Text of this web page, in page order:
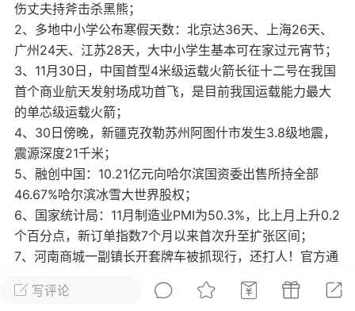
师 小熊水光
爆汗熊
脂
卡卡动能素
皇斯普拉雅
术
DRYY面膜 微晶溶斑术
爆款平台 Lv.8
26 23:18
电脑端 美业资讯
闪充小白罐
本/双效闪充，养出紧致小白脸！一、项
充小白罐 = 闪充大白肌（仪器）× 草本
产品）×极光嫩肤啫喱（产品）这是一套
护...写评论
伤丈夫持斧击杀黑熊；
2、多地中小学公布寒假天数：北京达36天、上海26天、
广州24天、江苏28天，大中小学生基本可在家过元宵节；
3、11月30日，中国首型4米级运载火箭长征十二号在我国
首个商业航天发射场成功首飞，是目前我国运载能力最大
的单芯级运载火箭；
4、30日傍晚，新疆克孜勒苏州阿图什市发生3.8级地震，
震源深度21千米；
5、融创中国：10.21亿元向哈尔滨国资委出售所持全部
46.67%哈尔滨冰雪大世界股权；
6、国家统计局：11月制造业PMI为50.3%，比上月上升0.2
个百分点，新订单指数7个月以来首次升至扩张区间；
7、河南商城一副镇长开套牌车被抓现行，还打人！官方通
报：被原车牌车主发现后打人骂人，已被拘，纪委监委介
入；